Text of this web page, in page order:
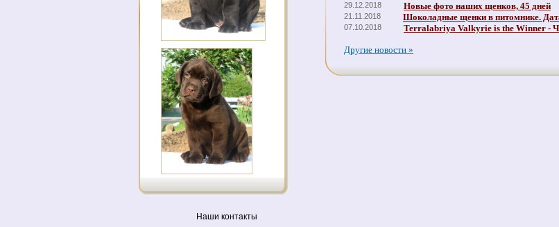
Наши контакты
29.12.2018 Новые фото наших щенков, 45 дней
21.11.2018 Шоколадные щенки в питомнике.
07.10.2018 Terralabriya Valkyrie is the Winner -
Другие новости »